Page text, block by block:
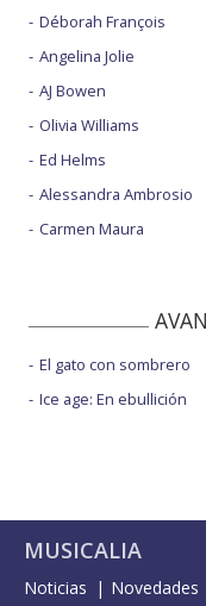
Déborah François
Angelina Jolie
AJ Bowen
Olivia Williams
Ed Helms
Alessandra Ambrosio
Carmen Maura
El gato con sombrero
Ice age: En ebullición
MUSICALIA
Noticias Novedades